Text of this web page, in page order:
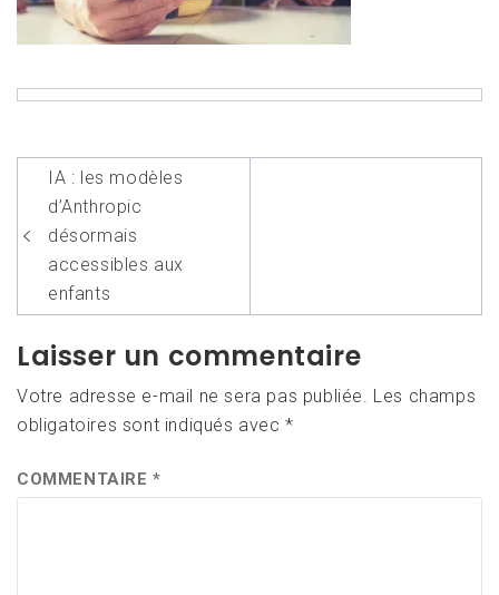
Navigation
de
l’article
IA : les modèles
d’Anthropic
désormais
accessibles aux
enfants
Laisser un commentaire
Votre adresse e-mail ne sera pas publiée. Les champs
obligatoires sont indiqués avec*
COMMENTAIRE*